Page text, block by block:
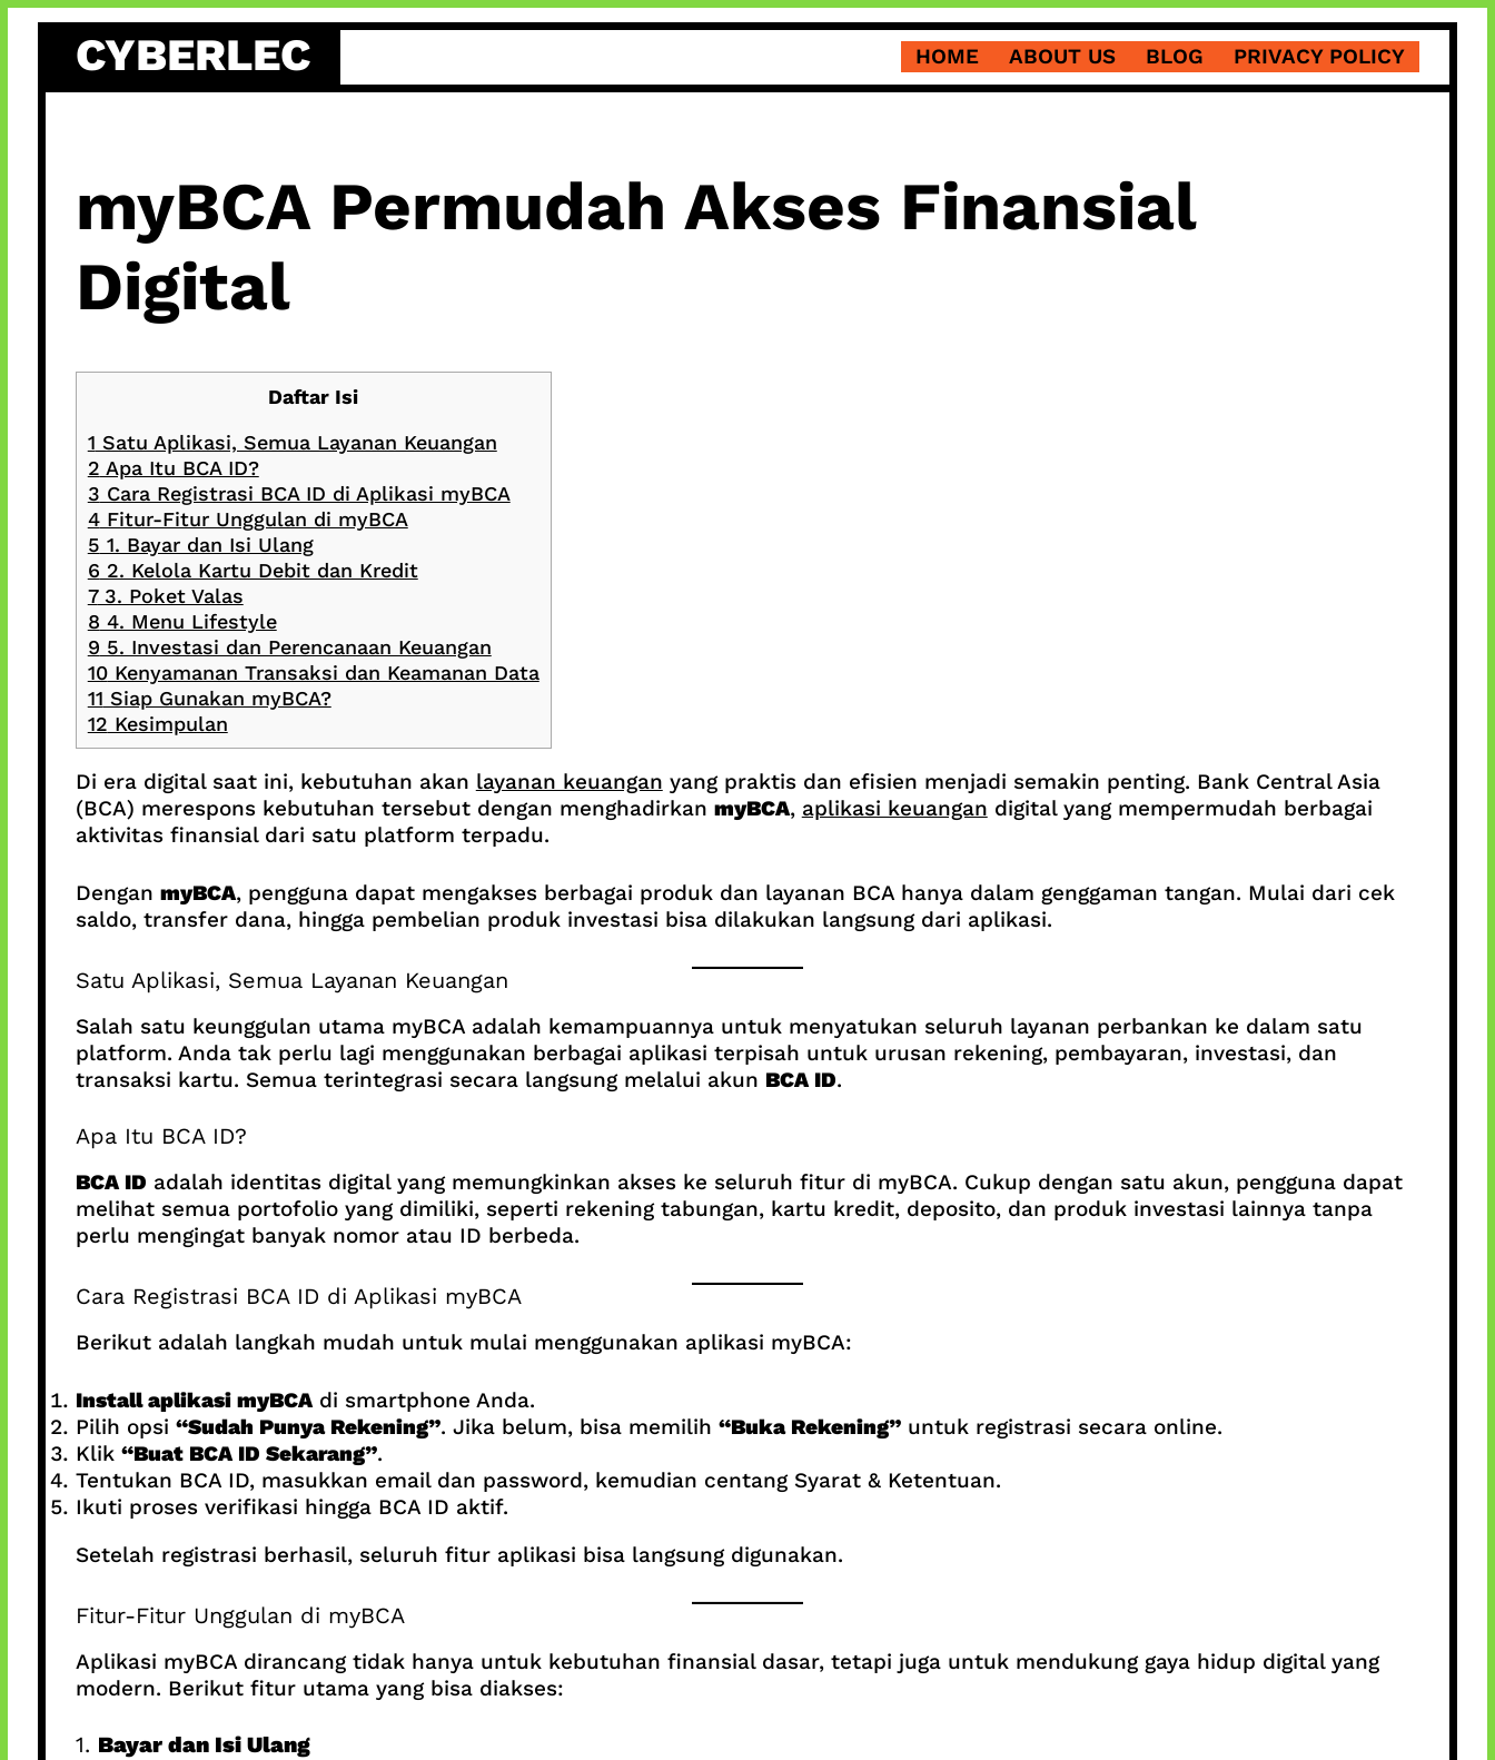
content
CYBERLEC HOME ABOUT US BLOG PRIVACY POLICY
myBCA Permudah Akses Finansial
Digital
Daftar Isi
1 Satu Aplikasi, Semua Layanan Keuangan
2 Apa Itu BCA ID?
3 Cara Registrasi BCA ID di Aplikasi myBCA
4Fitur-Fitur Unggulan di myBCA
5 1. Bayar dan Isi Ulang
6 2. Kelola Kartu Debit dan Kredit
73. Poket Valas
8 4. Menu Lifestyle
9 5. Investasi dan Perencanaan Keuangan
10Kenyamanan Transaksi dan Keamanan Data
11 Siap Gunakan myBCA?
12 Kesimpulan
Di era digital saat ini, kebutuhan akan layanan keuangan yang praktis dan efisien menjadi semakin penting. Bank Central Asia
(BCA) merespons kebutuhan tersebut dengan menghadirkan myBCA, aplikasi keuangan digital yang mempermudah berbagai
aktivitas finansial dari satu platform terpadu.
Dengan myBCA, pengguna dapat mengakses berbagai produk dan layanan BCA hanya dalam genggaman tangan. Mulai dari cek
saldo, transfer dana, hingga pembelian produk investasi bisa dilakukan langsung dari aplikasi.
Satu Aplikasi, Semua Layanan Keuangan
Salah satu keunggulan utama myBCA adalah kemampuannya untuk menyatukan seluruh layanan perbankan ke dalam satu
platform. Anda tak perlu lagi menggunakan berbagai aplikasi terpisah untuk urusan rekening, pembayaran, investasi, dan
transaksi kartu. Semua terintegrasi secara langsung melalui akun BCA ID.
Apa Itu BCA ID?
BCA ID adalah identitas digital yang memungkinkan akses ke seluruh fitur di myBCA. Cukup dengan satu akun, pengguna dapat
melihat semua portofolio yang dimiliki, seperti rekening tabungan, kartu kredit, deposito, dan produk investasi lainnya tanpa
perlu mengingat banyak nomor atau ID berbeda.
Cara Registrasi BCA ID di Aplikasi myBCA
Berikut adalah langkah mudah untuk mulai menggunakan aplikasi myBCA:
Install aplikasi myBCAdi smartphone Anda.
Pilih opsi “Sudah Punya Rekening”. Jika belum, bisa memilih “Buka Rekening”untuk registrasi secara online.
Klik “Buat BCA ID Sekarang”.
Tentukan BCA ID, masukkan email dan password, kemudian centang Syarat & Ketentuan.
Ikuti proses verifikasi hingga BCA ID aktif.
Setelah registrasi berhasil, seluruh fitur aplikasi bisa langsung digunakan.
Fitur-Fitur Unggulan di myBCA
Aplikasi myBCA dirancang tidak hanya untuk kebutuhan finansial dasar, tetapi juga untuk mendukung gaya hidup digital yang
modern. Berikut fitur utama yang bisa diakses:
1. Bayar dan Isi Ulang